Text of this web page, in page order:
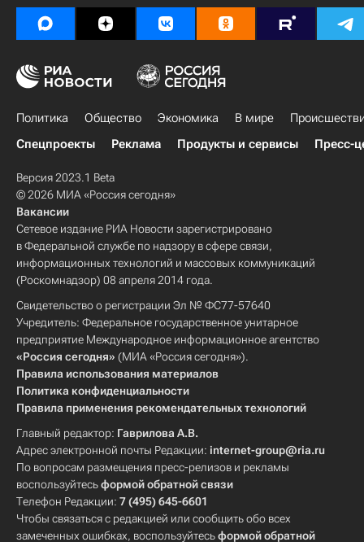
Политика Общество Экономика В мире
Спецпроекты
Реклама Продукты и сервисы Пресс-
Версия 2023.1 Beta
© 2026 МИА «Россия сегодня»
Вакансии
Сетевое издание РИА Новости зарегистрировано
в Федеральной службе по надзору в сфере связи,
информационных технологий и массовых коммуникаций
(Роскомнадзор) 08 апреля 2014 года.
Свидетельство о регистрации Эл № ФС77-57640
Учредитель: Федеральное государственное унитарное
предприятие Международное информационное агентство
«Россия сегодня» (МИА «Россия сегодня»).
Правила использования материалов
Политика конфиденциальности
Правила применения рекомендательных технологий
Главный редактор: Гаврилова А.В.
Адрес электронной почты Редакции: internet-group@ria.ru
По вопросам размещения пресс-релизов и рекламы
воспользуйтесьформой обратной связи
Телефон Редакции: 7 (495) 645-6601
Чтобы связаться с редакцией или сообщить обо всех
замеченных ошибках, воспользуйтесьформой обратной